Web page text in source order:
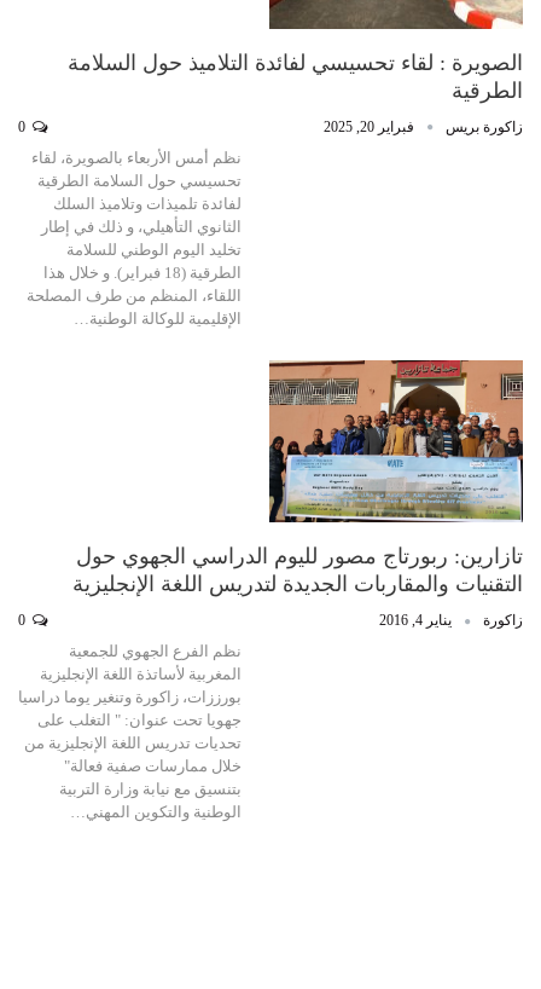
الصويرة : لقاء تحسيسي لفائدة التلاميذ حول السلامة
الطرقية
زاكورة بريس فبراير 20, 2025
نظم أمس الأربعاء بالصويرة، لقاء
تحسيسي حول السلامة الطرقية
لفائدة تلميذات وتلاميذ السلك
الثانوي التأهيلي، و ذلك في إطار
تخليد اليوم الوطني للسلامة
الطرقية (18 فبراير). و خلال هذا
اللقاء، المنظم من طرف المصلحة
الإقليمية للوكالة الوطنية…
تازارين: ربورتاج مصور لليوم الدراسي الجهوي حول
التقنيات والمقاربات الجديدة لتدريس اللغة الإنجليزية
زاكورة يناير 4, 2016
نظم الفرع الجهوي للجمعية
المغربية لأساتذة اللغة الإنجليزية
بورززات، زاكورة وتنغير يوما دراسيا
جهويا تحت عنوان: " التغلب على
تحديات تدريس اللغة الإنجليزية من
خلال ممارسات صفية فعالة"
بتنسيق مع نيابة وزارة التربية
الوطنية والتكوين المهني…